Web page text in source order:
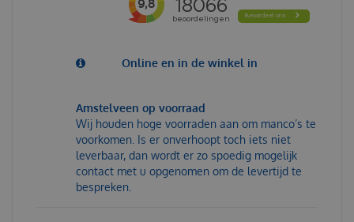
Online en in de winkel in
Amstelveen op voorraad
Wij houden hoge voorraden aan om manco’s te
voorkomen. Is er onverhoopt toch iets niet
leverbaar, dan wordt er zo spoedig mogelijk
contact met u opgenomen om de levertijd te
bespreken.